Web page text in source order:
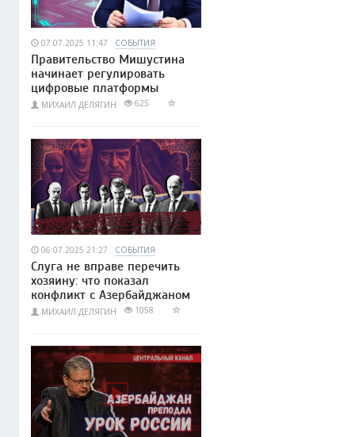
07.07.2025 11:47 СОБЫТИЯ
Правительство Мишустина
начинает регулировать
цифровые платформы
МИХАИЛ ДЕЛЯГИН 625
06.07.2025 21:27 СОБЫТИЯ
Слуга не вправе перечить
хозяину: что показал
конфликт с Азербайджаном
МИХАИЛ ДЕЛЯГИН 1058